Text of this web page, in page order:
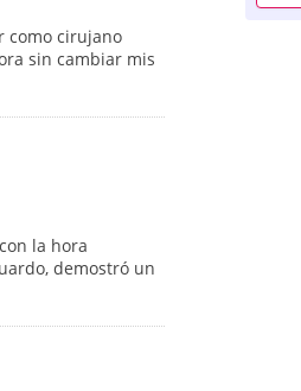
como cirujano
sin cambiar mis
la hora
demostró un